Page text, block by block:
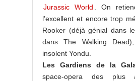
Jurassic World
. On
l’excellent et encore trop
Rooker (déjà génial dans
dans The Walking
insolent Yondu.
Les Gardiens de la
space-opera des plus